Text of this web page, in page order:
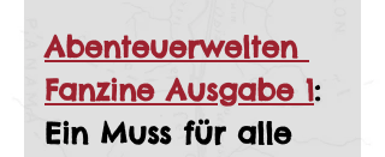
Abenteuerwelten
Fanzine Ausgabe 1:
Ein Muss für alle